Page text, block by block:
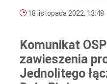
18 listopada 2022, 13:48
Komunikat
zawieszenia
Jednolitego